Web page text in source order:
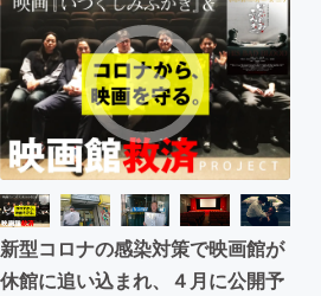
アート・写真
テクノロジー・ガジェット
映像・映画
ビジネス・起業
まちづくり・地域活性化
新型コロナの感染対策で映画館が
休館に追い込まれ、４月に公開予